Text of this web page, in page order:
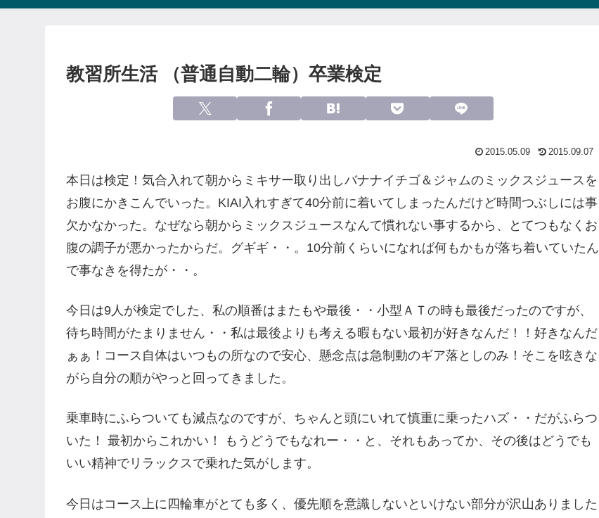
教習所生活 （普通自動二輪）卒業検定
2015.05.09 2015.09.07
本日は検定！気合入れて朝からミキサー取り出しバナナイチゴ＆ジャムのミックスジュースを
お腹にかきこんでいった。KIAI入れすぎて40分前に着いてしまったんだけど時間つぶしには事
欠かなかった。なぜなら朝からミックスジュースなんて慣れない事するから、とてつもなくお
腹の調子が悪かったからだ。グギギ・・。10分前くらいになれば何もかもが落ち着いていたん
で事なきを得たが・・。
今日は9人が検定でした、私の順番はまたもや最後・・小型ＡＴの時も最後だったのですが、
待ち時間がたまりません・・私は最後よりも考える暇もない最初が好きなんだ！！好きなんだ
ぁぁ！コース自体はいつもの所なので安心、懸念点は急制動のギア落としのみ！そこを呟きな
がら自分の順がやっと回ってきました。
乗車時にふらついても減点なのですが、ちゃんと頭にいれて慎重に乗ったハズ・・だがふらつ
いた！ 最初からこれかい！ もうどうでもなれー・・と、それもあってか、その後はどうでも
いい精神でリラックスで乗れた気がします。
今日はコース上に四輪車がとても多く、優先順を意識しないといけない部分が沢山ありました